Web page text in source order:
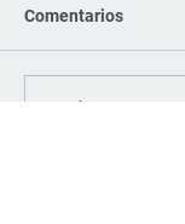
Comentarios